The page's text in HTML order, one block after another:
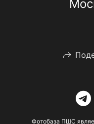
Фотобаза ПШС